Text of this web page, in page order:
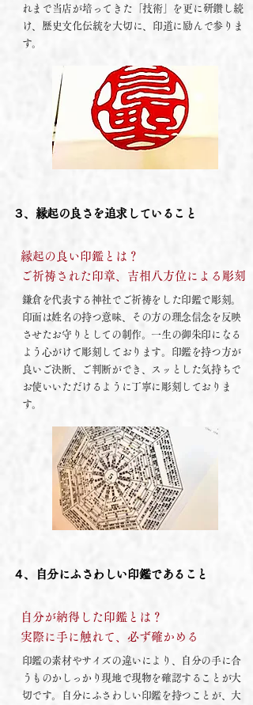
れまで当店が培ってきた「技術」を更に研鑽し続
け、歴史文化伝統を大切に、印道に励んで参りま
す。
３、縁起の良さを追求していること
縁起の良い印鑑とは？
ご祈祷された印章、吉相八方位による彫刻
鎌倉を代表する神社でご祈祷をした印鑑で彫刻。
印面は姓名の持つ意味、その方の理念信念を反映
させたお守りとしての制作。一生の御朱印になる
よう心がけて彫刻しております。印鑑を持つ方が
良いご決断、ご判断ができ、スッとした気持ちで
お使いいただけるように丁寧に彫刻しておりま
す。
４、自分にふさわしい印鑑であること
自分が納得した印鑑とは？
実際に手に触れて、必ず確かめる
印鑑の素材やサイズの違いにより、自分の手に合
うものかしっかり現地で現物を確認することが大
切です。自分にふさわしい印鑑を持つことが、大